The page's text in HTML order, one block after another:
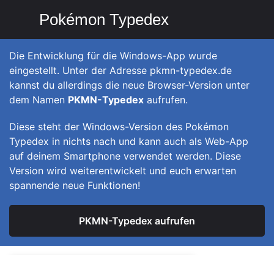
Pokémon Typedex
Die Entwicklung für die Windows-App wurde
eingestellt. Unter der Adresse pkmn-typedex.de
kannst du allerdings die neue Browser-Version unter
dem Namen PKMN-Typedex aufrufen.
Diese steht der Windows-Version des Pokémon
Typedex in nichts nach und kann auch als Web-App
auf deinem Smartphone verwendet werden. Diese
Version wird weiterentwickelt und euch erwarten
spannende neue Funktionen!
PKMN-Typedex aufrufen